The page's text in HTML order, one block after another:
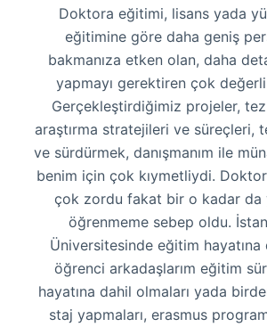
Doktora eğitimi, lisans yada
eğitimine göre daha geniş
bakmanıza etken olan, daha
yapmayı gerektiren çok
Gerçekleştirdiğimiz projeler,
araştırma stratejileri ve süreçleri,
ve sürdürmek, danışmanım ile
benim için çok kıymetliydi.
çok zordu fakat bir o kadar da
öğrenmeme sebep oldu.
Üniversitesinde eğitim hayatına
öğrenci arkadaşlarım eğitim
hayatına dahil olmaları yada
staj yapmaları, erasmus